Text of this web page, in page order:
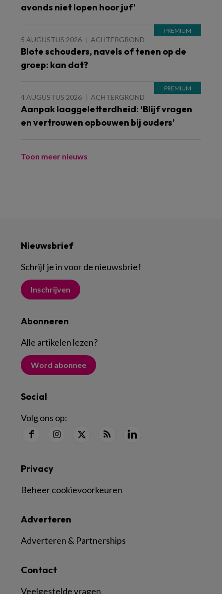
avonds niet lopen hoor juf’
5 AUGUSTUS 2026 ACHTERGROND
Blote schouders, navels of tenen op de
groep: kan dat?
4 AUGUSTUS 2026 ACHTERGROND
Aanpak laaggeletterdheid: ‘Blijf vragen
en vertrouwen opbouwen bij ouders’
Toon meer nieuws
Nieuwsbrief
Schrijf je in voor de nieuwsbrief
Inschrijven
Abonneren
Alle artikelen lezen?
Word abonnee
Social
Volg ons op:
Contact
Veelgestelde vragen
Adverteren
Adverteren & Partnerships
Privacy
Beheer cookievoorkeuren